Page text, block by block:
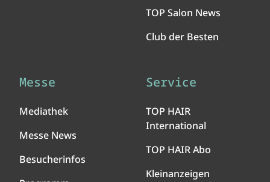
TOP Salon News
Club der Besten
Messe
Mediathek
Messe News
Besucherinfos
Service
TOP HAIR
International
TOP HAIR Abo
Kleinanzeigen